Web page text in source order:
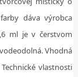
dáva výrobca
ml je v čerstvom
Vhodná
vlastnosti